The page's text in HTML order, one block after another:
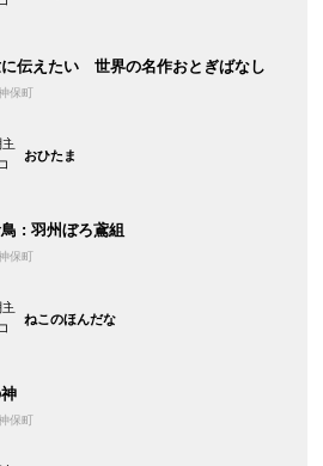
伝えたい 世界の名作おとぎばなし
保町
おひたま
: 羽州ぼろ鳶組
保町
ねこのほんだな
保町